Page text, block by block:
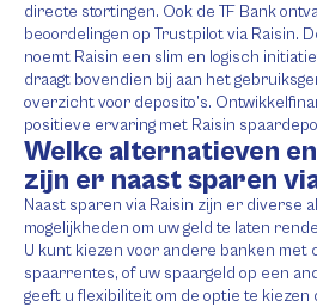
directe stortingen. Ook de TF Bank
beoordelingen op Trustpilot via Raisin.
noemt Raisin een slim en logisch
draagt bovendien bij aan het
overzicht voor deposito’s.
positieve ervaring met Raisin
Welke alternatieven
zijn er naast sparen
Naast sparen via Raisin zijn er diverse
mogelijkheden om uw geld te laten
U kunt kiezen voor andere banken
spaarrentes, of uw spaargeld op een
geeft u flexibiliteit om de optie te kiezen